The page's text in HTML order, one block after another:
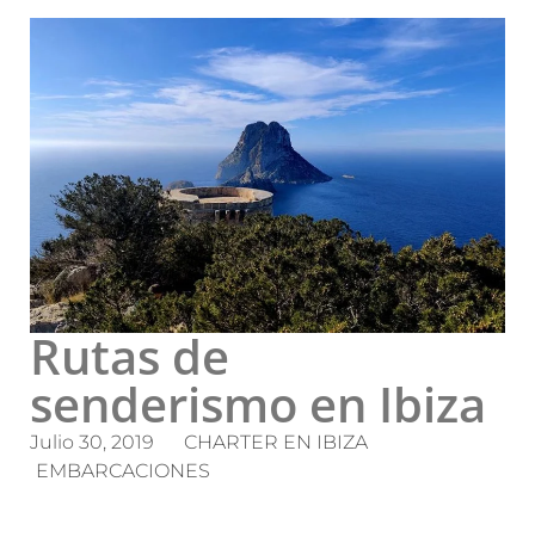
Rutas de
senderismo en Ibiza
Julio 30, 2019
CHARTER EN IBIZA
EMBARCACIONES